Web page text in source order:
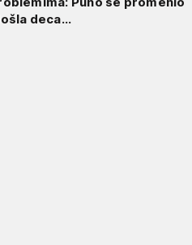
deca...